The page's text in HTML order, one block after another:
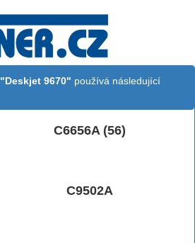
"Deskjet 9670" používá následující
C6656A (56)
C9502A